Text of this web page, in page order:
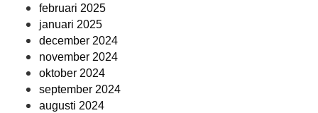
februari 2025
januari 2025
december 2024
november 2024
oktober 2024
september 2024
augusti 2024